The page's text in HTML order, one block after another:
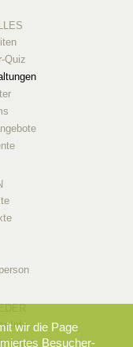
Quiz
Info
Login
wir die Page
Besucher-